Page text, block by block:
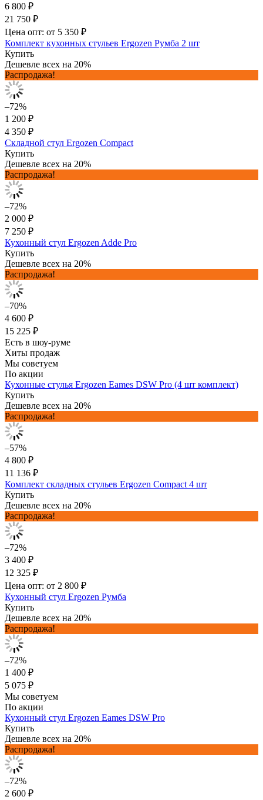
6 800 ₽
21 750 ₽
Цена опт: от 5 350 ₽
Комплект кухонных стульев Ergozen Румба 2 шт
Купить
Дешевле всех на 20%
Распродажа!
–72%
1 200 ₽
4 350 ₽
Складной стул Ergozen Compact
Купить
Дешевле всех на 20%
Распродажа!
–72%
2 000 ₽
7 250 ₽
Кухонный стул Ergozen Adde Pro
Купить
Дешевле всех на 20%
Распродажа!
–70%
4 600 ₽
15 225 ₽
Есть в шоу-руме
Хиты продаж
Мы советуем
По акции
Кухонные стулья Ergozen Eames DSW Pro (4 шт комплект)
Купить
Дешевле всех на 20%
Распродажа!
–57%
4 800 ₽
11 136 ₽
Комплект складных стульев Ergozen Compact 4 шт
Купить
Дешевле всех на 20%
Распродажа!
–72%
3 400 ₽
12 325 ₽
Цена опт: от 2 800 ₽
Кухонный стул Ergozen Румба
Купить
Дешевле всех на 20%
Распродажа!
–72%
1 400 ₽
5 075 ₽
Мы советуем
По акции
Кухонный стул Ergozen Eames DSW Pro
Купить
Дешевле всех на 20%
Распродажа!
–72%
2 600 ₽